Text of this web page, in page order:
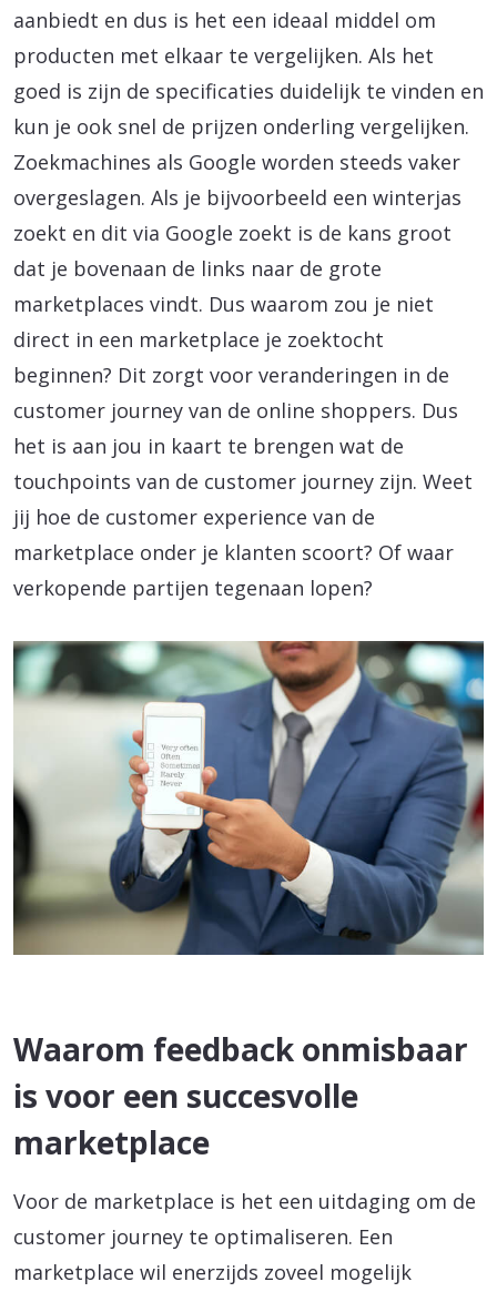
aanbiedt en dus is het een ideaal middel om
producten met elkaar te vergelijken. Als het
goed is zijn de specificaties duidelijk te vinden en
kun je ook snel de prijzen onderling vergelijken.
Zoekmachines als Google worden steeds vaker
overgeslagen. Als je bijvoorbeeld een winterjas
zoekt en dit via Google zoekt is de kans groot
dat je bovenaan de links naar de grote
marketplaces vindt. Dus waarom zou je niet
direct in een marketplace je zoektocht
beginnen? Dit zorgt voor veranderingen in de
customer journey van de online shoppers. Dus
het is aan jou in kaart te brengen wat de
touchpoints van de customer journey zijn. Weet
jij hoe de customer experience van de
marketplace onder je klanten scoort? Of waar
verkopende partijen tegenaan lopen?
Waarom feedback onmisbaar
is voor een succesvolle
marketplace
Voor de marketplace is het een uitdaging om de
customer journey te optimaliseren. Een
marketplace wil enerzijds zoveel mogelijk